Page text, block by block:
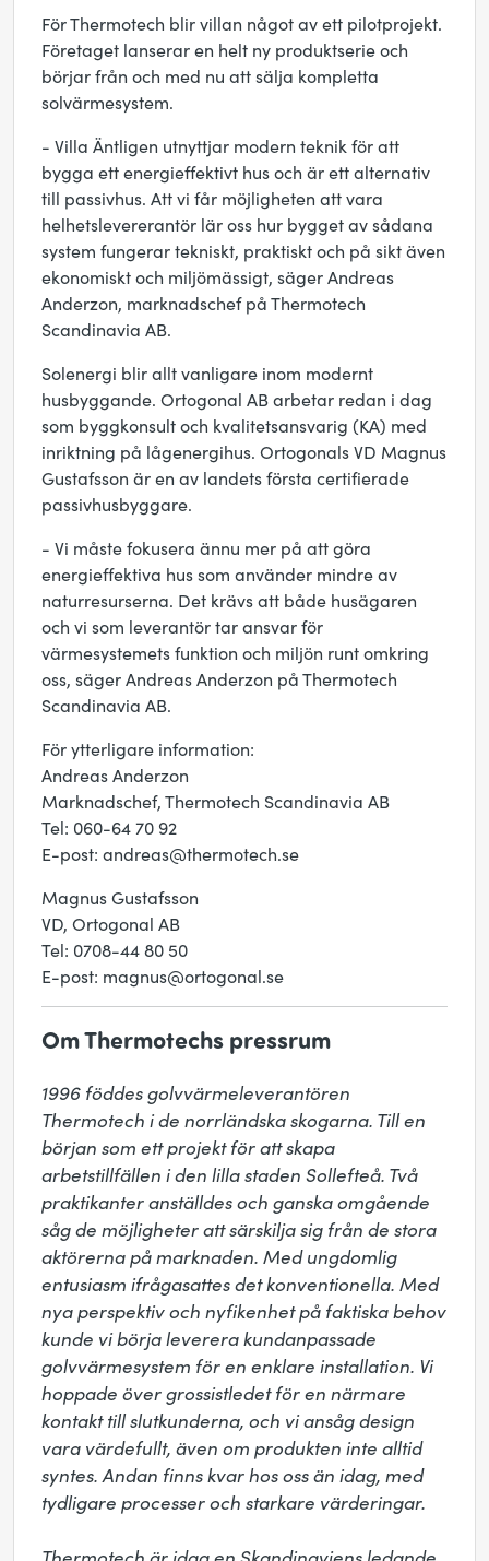
För Thermotech blir villan något av ett pilotprojekt.
Företaget lanserar en helt ny produktserie och
börjar från och med nu att sälja kompletta
solvärmesystem.
- Villa Äntligen utnyttjar modern teknik för att
bygga ett energieffektivt hus och är ett alternativ
till passivhus. Att vi får möjligheten att vara
helhetslevererantör lär oss hur bygget av sådana
system fungerar tekniskt, praktiskt och på sikt även
ekonomiskt och miljömässigt, säger Andreas
Anderzon, marknadschef på Thermotech
Scandinavia AB.
Solenergi blir allt vanligare inom modernt
husbyggande. Ortogonal AB arbetar redan i dag
som byggkonsult och kvalitetsansvarig (KA) med
inriktning på lågenergihus. Ortogonals VD Magnus
Gustafsson är en av landets första certifierade
passivhusbyggare.
- Vi måste fokusera ännu mer på att göra
energieffektiva hus som använder mindre av
naturresurserna. Det krävs att både husägaren
och vi som leverantör tar ansvar för
värmesystemets funktion och miljön runt omkring
oss, säger Andreas Anderzon på Thermotech
Scandinavia AB.
För ytterligare information:
Andreas Anderzon
Marknadschef, Thermotech Scandinavia AB
Tel: 060-64 70 92
E-post: andreas@thermotech.se
Magnus Gustafsson
VD, Ortogonal AB
Tel: 0708-44 80 50
E-post: magnus@ortogonal.se
Om Thermotechs pressrum
1996 föddes golvvärmeleverantören
Thermotech i de norrländska skogarna. Till en
början som ett projekt för att skapa
arbetstillfällen i den lilla staden Sollefteå. Två
praktikanter anställdes och ganska omgående
såg de möjligheter att särskilja sig från de stora
aktörerna på marknaden. Med ungdomlig
entusiasm ifrågasattes det konventionella. Med
nya perspektiv och nyfikenhet på faktiska behov
kunde vi börja leverera kundanpassade
golvvärmesystem för en enklare installation. Vi
hoppade över grossistledet för en närmare
kontakt till slutkunderna, och vi ansåg design
vara värdefullt, även om produkten inte alltid
syntes. Andan finns kvar hos oss än idag, med
tydligare processer och starkare värderingar.